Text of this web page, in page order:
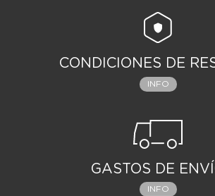
CONDICIONES DE
INFO
GASTOS DE
INFO